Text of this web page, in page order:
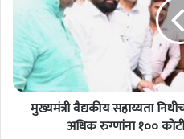
की
य
स
मुख्यमंत्री वैद्यकीय सहाय्यता
अधिक रुग्णांना १००